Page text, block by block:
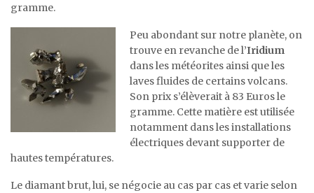
gramme.
Peu abondant sur notre planète, on
trouve en revanche de l’Iridium
dans les météorites ainsi que les
laves fluides de certains volcans.
Son prix s’élèverait à 83 Euros le
gramme. Cette matière est utilisée
notamment dans les installations
électriques devant supporter de
hautes températures.
Le diamant brut, lui, se négocie au cas par cas et varie selon